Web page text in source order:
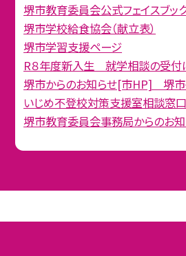
堺市教育委員会公式フェイスブッ
堺市学校給食協会（献立表）
堺市学習支援ページ
R８年度新入生 就学相談の受付
堺市からのお知らせ[市HP] 堺市
いじめ不登校対策支援室相談窓口
堺市教育委員会事務局からのお